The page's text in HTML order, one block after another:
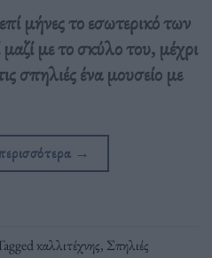
μήνες το εσωτερικό των
με το σκύλο του, μέχρι
σπηλιές ένα μουσείο με
→
καλλιτέχνης, Σπηλιές